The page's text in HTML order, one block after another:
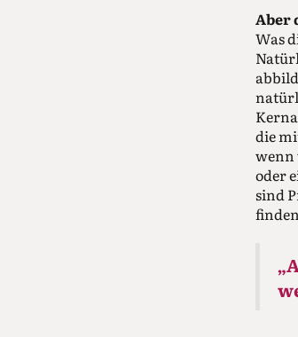
Aber
Was
die
wenn
oder
sind